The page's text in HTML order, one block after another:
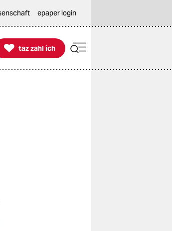
epaper login

taz zahl ich
taz zahl ich